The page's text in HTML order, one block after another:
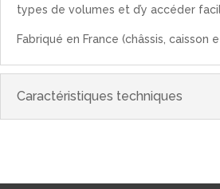
types de volumes et d’y accéder
Fabriqué en France (châssis, caisson
Caractéristiques techniques